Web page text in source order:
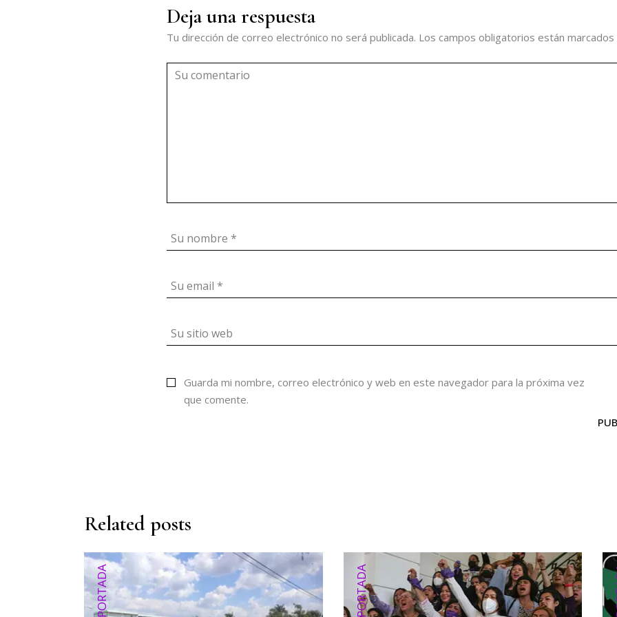
Deja una respuesta
Tu dirección de correo electrónico no será publicada. Los campos obligatorios están marcados
Guarda mi nombre, correo electrónico y web en este navegador para la próxima vez
que comente.
Related posts
PORTADA PORTADA